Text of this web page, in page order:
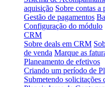
aquisição Sobre contas a
Gestão de pagamentos
Configuração do módulo
CRM
Sobre deals em CRM
de venda Marque as
Planeamento de efetivos
Criando um período de
Submetendo solicitações